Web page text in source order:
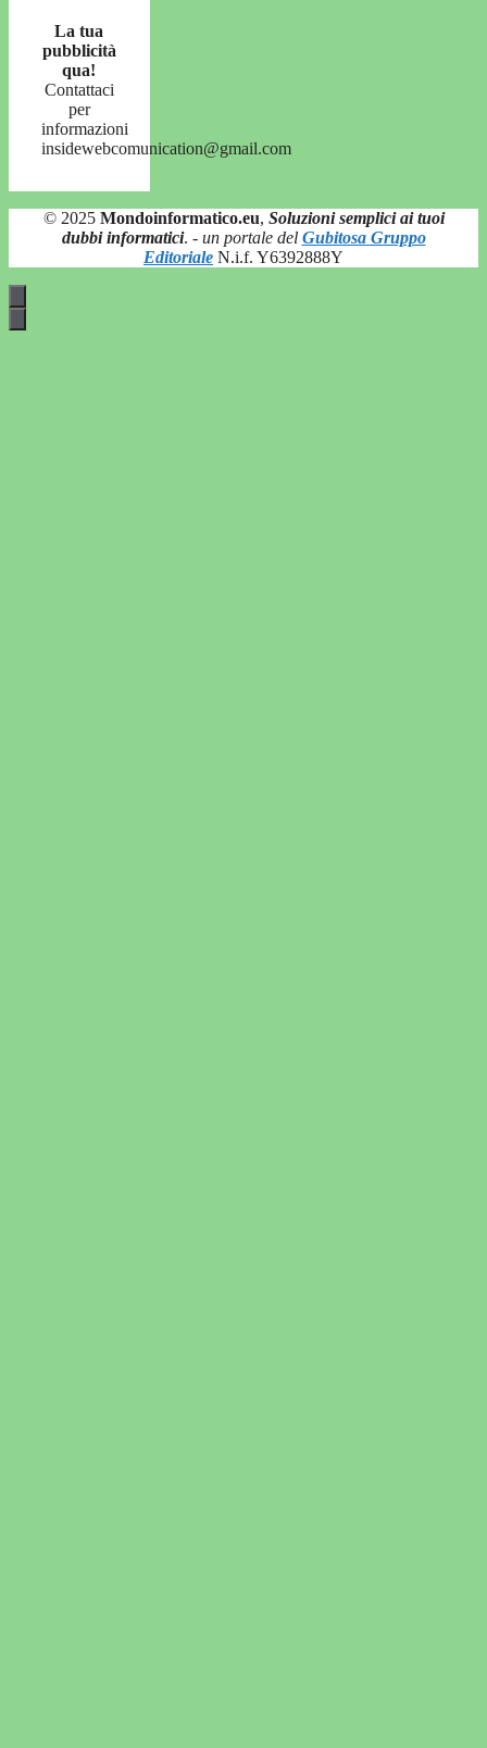
La tua
pubblicità
qua!
Contattaci
per
informazioni
insidewebcomunication@gmail.com
© 2025 Mondoinformatico.eu, Soluzioni semplici ai tuoi
dubbi informatici. - un portale del Gubitosa Gruppo
Editoriale N.i.f. Y6392888Y